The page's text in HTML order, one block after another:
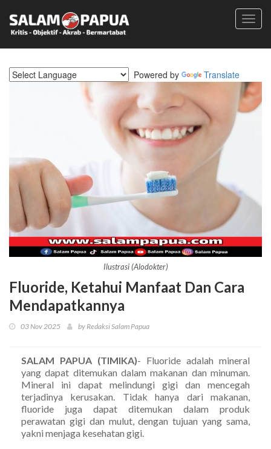
Powered by Translate
Ilustrasi (Alodokter)
Fluoride, Ketahui Manfaat Dan Cara
Mendapatkannya
03 Nov 2025 by Redaksi Salam Papua
SALAM PAPUA (TIMIKA)- Fluoride adalah mineral
yang dapat ditemukan dalam makanan dan minuman.
Mineral ini dapat melindungi gigi dan mencegah
terjadinya kerusakan. Tidak hanya dari makanan,
fluoride juga dapat ditemukan dalam produk
perawatan gigi dan mulut, dengan tujuan yang sama,
yakni menjaga kesehatan gigi.